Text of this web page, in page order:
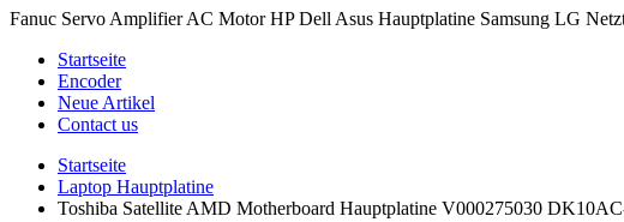
Fanuc Servo Amplifier AC Motor HP Dell Asus Hauptplatine Samsung LG
Startseite
Encoder
Neue Artikel
Contact us
Startseite
Laptop Hauptplatine
Toshiba Satellite AMD Motherboard Hauptplatine V000275030